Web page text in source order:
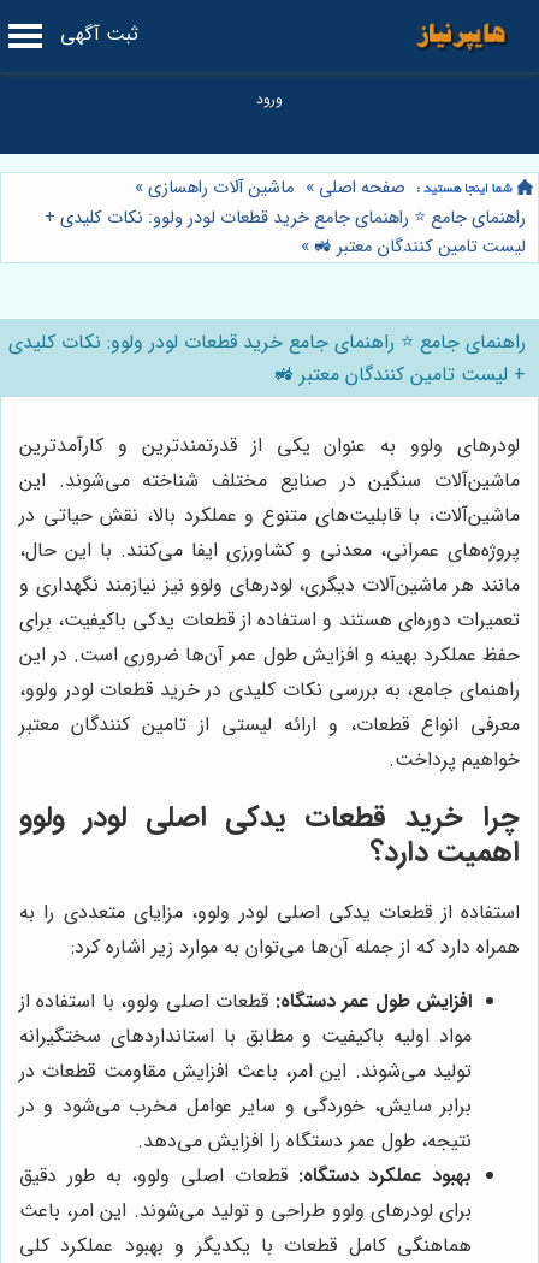
ثبت آگهی
صفحه اصلی » ماشین آلات راهسازی»
راهنمای جامع ⭐️ راهنمای جامع خرید قطعات لودر ولوو: نکات کلیدی +
لیست تامین کنندگان معتبر 🚜 »
راهنمای جامع ⭐️ راهنمای جامع خرید قطعات لودر ولوو: نکات کلیدی
+ لیست تامین کنندگان معتبر 🚜
لودرهای ولوو به عنوان یکی از قدرتمندترین و کارآمدترین
ماشین‌آلات سنگین در صنایع مختلف شناخته می‌شوند. این
ماشین‌آلات، با قابلیت‌های متنوع و عملکرد بالا، نقش حیاتی در
پروژه‌های عمرانی، معدنی و کشاورزی ایفا می‌کنند. با این حال،
مانند هر ماشین‌آلات دیگری، لودرهای ولوو نیز نیازمند نگهداری و
تعمیرات دوره‌ای هستند و استفاده از قطعات یدکی باکیفیت، برای
حفظ عملکرد بهینه و افزایش طول عمر آن‌ها ضروری است. در این
راهنمای جامع، به بررسی نکات کلیدی در خرید قطعات لودر ولوو،
معرفی انواع قطعات، و ارائه لیستی از تامین کنندگان معتبر
خواهیم پرداخت.
چرا خرید قطعات یدکی اصلی لودر ولوو
اهمیت دارد؟
استفاده از قطعات یدکی اصلی لودر ولوو، مزایای متعددی را به
همراه دارد که از جمله آن‌ها می‌توان به موارد زیر اشاره کرد:
افزایش طول عمر دستگاه: قطعات اصلی ولوو، با استفاده از
مواد اولیه باکیفیت و مطابق با استانداردهای سختگیرانه
تولید می‌شوند. این امر، باعث افزایش مقاومت قطعات در
برابر سایش، خوردگی و سایر عوامل مخرب می‌شود و در
نتیجه، طول عمر دستگاه را افزایش می‌دهد.
بهبود عملکرد دستگاه: قطعات اصلی ولوو، به طور دقیق
برای لودرهای ولوو طراحی و تولید می‌شوند. این امر، باعث
هماهنگی کامل قطعات با یکدیگر و بهبود عملکرد کلی